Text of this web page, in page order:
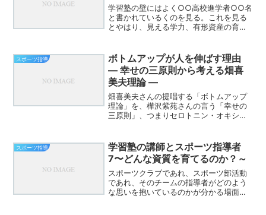
学習塾の壁にはよく○○高校進学者○○名
と書かれているくのを見る。これを見る
とやはり、見える学力、有形資産の育成
らプロ野球、プロサッカー選手、オリン
ピック選手になったから...
スポーツ指導
ボトムアップが人を伸ばす理由
― 幸せの三原則から考える畑喜
美夫理論 ―
畑喜美夫さんの提唱する「ボトムアップ
理論」を、樺沢紫苑さんの言う「幸せの
三原則」、つまりセロトニン・オキシト
ムアップの手立てがこれほどまでに有効
なのかがとても腑に落ちて...
スポーツ指導
学習塾の講師とスポーツ指導者
7〜どんな資質を育てるのか？～
スポーツクラブであれ、スポーツ部活動
であれ、そのチームの指導者がどのよう
な思いを抱いているのかが分かる場面と